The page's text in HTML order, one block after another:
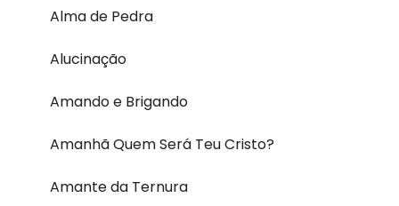
Alma de Pedra
Alucinação
Amando e Brigando
Amanhã Quem Será Teu Cristo?
Amante da Ternura